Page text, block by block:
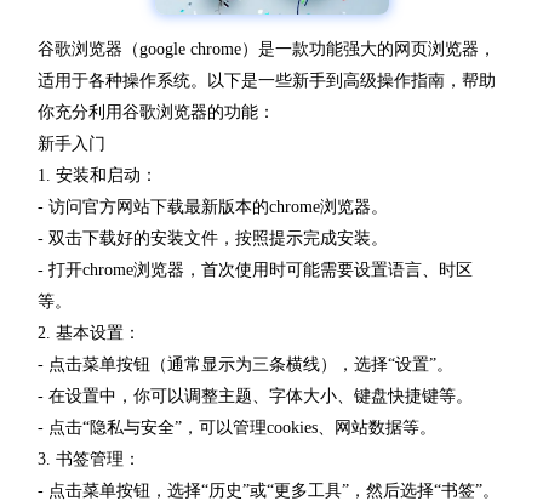
谷歌浏览器（google chrome）是一款功能强大的网页浏览器，
适用于各种操作系统。以下是一些新手到高级操作指南，帮助
你充分利用谷歌浏览器的功能：
新手入门
1. 安装和启动：
- 访问官方网站下载最新版本的chrome浏览器。
- 双击下载好的安装文件，按照提示完成安装。
- 打开chrome浏览器，首次使用时可能需要设置语言、时区
等。
2. 基本设置：
- 点击菜单按钮（通常显示为三条横线），选择“设置”。
- 在设置中，你可以调整主题、字体大小、键盘快捷键等。
- 点击“隐私与安全”，可以管理cookies、网站数据等。
3. 书签管理：
- 点击菜单按钮，选择“历史”或“更多工具”，然后选择“书签”。